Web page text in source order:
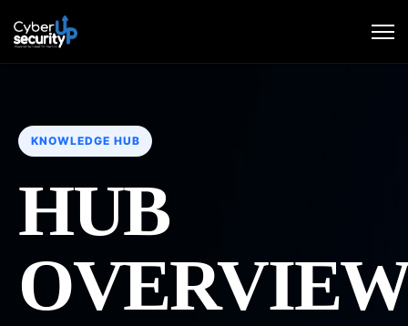
KNOWLEDGE HUB
HUB